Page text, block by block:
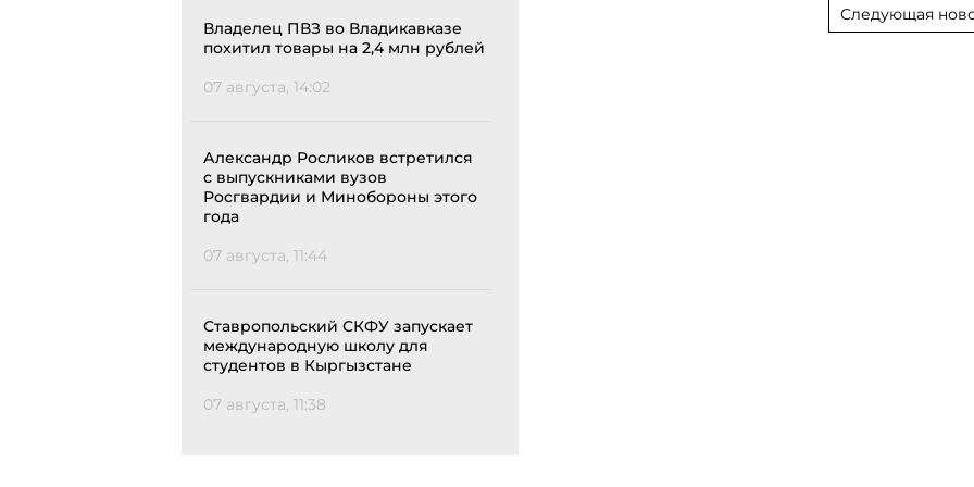
Владелец ПВЗ во Владикавказе
похитил товары на 2,4 млн рублей
07 августа, 14:02
Александр Росликов встретился
с выпускниками вузов
Росгвардии и Минобороны этого
года
07 августа, 11:44
Ставропольский СКФУ запускает
международную школу для
студентов в Кыргызстане
07 августа, 11:38
Следующая